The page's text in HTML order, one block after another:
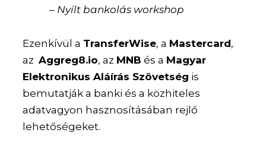
– Nyílt bankolás workshop
Ezenkívül a TransferWise, a Mastercard,
azAggreg8.io, az MNB és a Magyar
Elektronikus Aláírás Szövetség is
bemutatják a banki és a közhiteles
adatvagyon hasznosításában rejlő
lehetőségeket.